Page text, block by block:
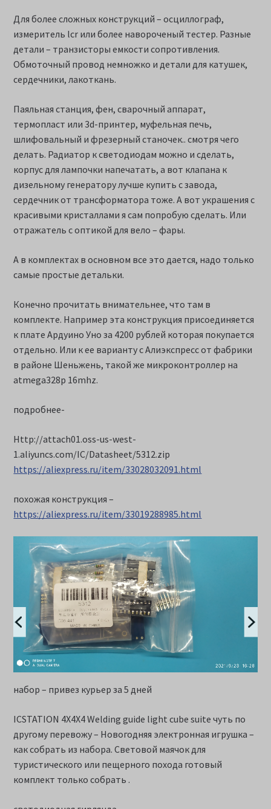
Для более сложных конструкций – осциллограф,
измеритель lcr или более навороченый тестер. Разные
детали – транзисторы емкости сопротивления.
Обмоточный провод немножко и детали для катушек,
сердечники, лакоткань.
Паяльная станция, фен, сварочный аппарат,
термопласт или 3d-принтер, муфельная печь,
шлифовальный и фрезерный станочек.. смотря чего
делать. Радиатор к светодиодам можно и сделать,
корпус для лампочки напечатать, а вот клапана к
дизельному генератору лучше купить с завода,
сердечник от трансформатора тоже. А вот украшения с
красивыми кристаллами я сам попробую сделать. Или
отражатель с оптикой для вело – фары.
А в комплектах в основном все это дается, надо только
самые простые детальки.
Конечно прочитать внимательнее, что там в
комплекте. Например эта конструкция присоединяется
к плате Ардуино Уно за 4200 рублей которая покупается
отдельно. Или к ее варианту с Алиэкспресс от фабрики
в районе Шеньжень, такой же микроконтроллер на
atmega328p 16mhz.
подробнее-
Http://attach01.oss-us-west-
1.aliyuncs.com/IC/Datasheet/5312.zip
https://aliexpress.ru/item/33028032091.html
похожая конструкция –
https://aliexpress.ru/item/33019288985.html
набор – привез курьер за 5 дней
ICSTATION 4X4X4 Welding guide light cube suite чуть по
другому перевожу – Новогодняя электронная игрушка –
как собрать из набора. Световой маячок для
туристического или пещерного похода готовый
комплект только собрать .